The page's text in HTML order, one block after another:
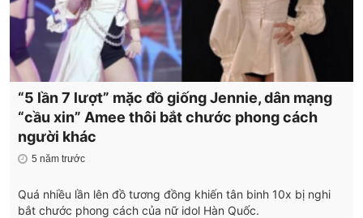
“5 lần 7 lượt” mặc đồ giống Jennie, dân mạng
“cầu xin” Amee thôi bắt chước phong cách
người khác
5 năm trước
Quá nhiều lần lên đồ tương đồng khiến tân binh 10x bị nghi
bắt chước phong cách của nữ idol Hàn Quốc.